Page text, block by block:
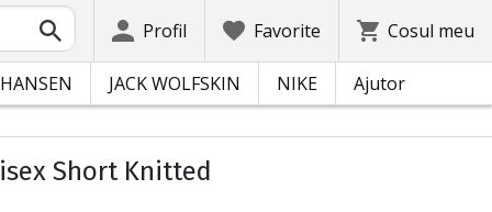
Profil Favorite Cosul meu
JACK WOLFSKIN NIKE Ajutor
Short Knitted